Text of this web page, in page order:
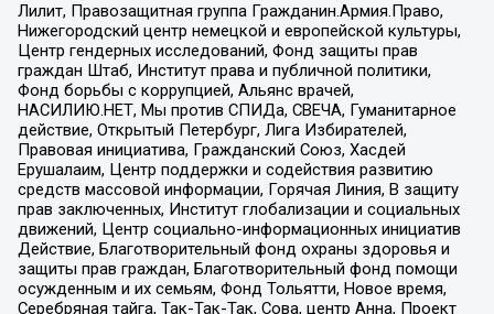
Лилит, Правозащитная группа Гражданин.Армия.Право,
Нижегородский центр немецкой и европейской культуры,
Центр гендерных исследований, Фонд защиты прав
граждан Штаб, Институт права и публичной политики,
Фонд борьбы с коррупцией, Альянс врачей,
НАСИЛИЮ.НЕТ, Мы против СПИДа, СВЕЧА, Гуманитарное
действие, Открытый Петербург, Лига Избирателей,
Правовая инициатива, Гражданский Союз, Хасдей
Ерушалаим, Центр поддержки и содействия развитию
средств массовой информации, Горячая Линия, В защиту
прав заключенных, Институт глобализации и социальных
движений, Центр социально-информационных инициатив
Действие, Благотворительный фонд охраны здоровья и
защиты прав граждан, Благотворительный фонд помощи
осужденным и их семьям, Фонд Тольятти, Новое время,
Серебряная тайга, Так-Так-Так, Сова, центр Анна, Проект